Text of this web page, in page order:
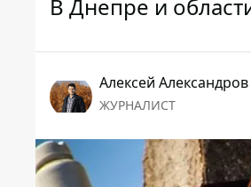
В Днепре и
Алексей Александров
ЖУРНАЛИСТ